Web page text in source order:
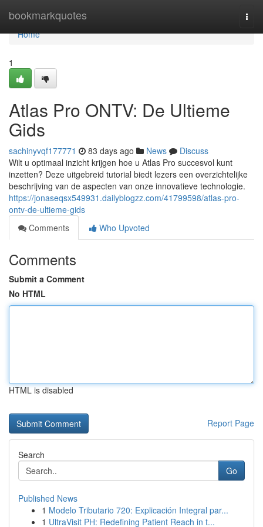
bookmarkquotes
Home
Home
1
Atlas Pro ONTV: De Ultieme
Gids
sachinyvqf177771 83 days ago News
Discuss
Wilt u optimaal inzicht krijgen hoe u Atlas Pro succesvol kunt
inzetten? Deze uitgebreid tutorial biedt lezers een overzichtelijke
beschrijving van de aspecten van onze innovatieve technologie.
https://jonaseqsx549931.dailyblogzz.com/41799598/atlas-pro-
ontv-de-ultieme-gids
Comments
Who Upvoted
Comments
Submit a Comment
No HTML
HTML is disabled
Report Page
Search
Go
Published News
1 Modelo Tributario 720: Explicación Integral par...
1 UltraVisit PH: Redefining Patient Reach in t...